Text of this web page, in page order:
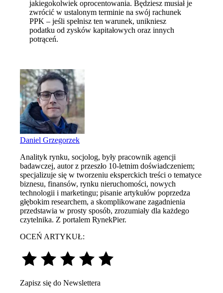
jakiegokolwiek oprocentowania. Będziesz musiał je
zwrócić w ustalonym terminie na swój rachunek
PPK – jeśli spełnisz ten warunek, unikniesz
podatku od zysków kapitałowych oraz innych
potrąceń.
Daniel Grzegorzek
Analityk rynku, socjolog, były pracownik agencji
badawczej, autor z przeszło 10-letnim doświadczeniem;
specjalizuje się w tworzeniu eksperckich treści o tematyce
biznesu, finansów, rynku nieruchomości, nowych
technologii i marketingu; pisanie artykułów poprzedza
głębokim researchem, a skomplikowane zagadnienia
przedstawia w prosty sposób, zrozumiały dla każdego
czytelnika. Z portalem RynekPier.
OCEŃ ARTYKUŁ:
Zapisz się do Newslettera